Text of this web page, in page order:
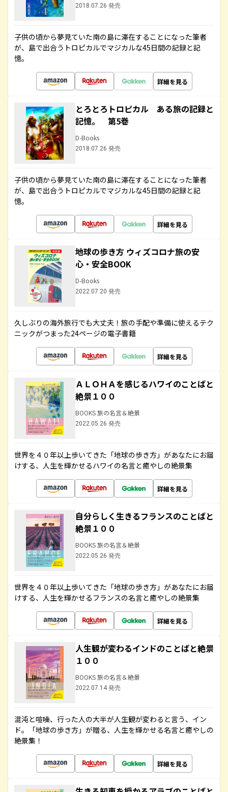
2018.07.26 発売
子供の頃から夢見ていた南の島に滞在することになった筆者
が、島で出合うトロピカルでマジカルな45日間の記録と記
憶。
詳細を見る
とろとろトロピカル ある旅の記録と
記憶。 第5巻
D-Books
2018.07.26 発売
子供の頃から夢見ていた南の島に滞在することになった筆者
が、島で出合うトロピカルでマジカルな45日間の記録と記
憶。
詳細を見る
地球の歩き方 ウィズコロナ旅の安
心・安全BOOK
D-Books
2022.07.20 発売
久しぶりの海外旅行でも大丈夫！旅の手配や準備に使えるテク
ニックがつまった24ページの電子書籍
詳細を見る
ＡＬＯＨＡを感じるハワイのことばと
絶景１００
BOOKS 旅の名言＆絶景
2022.05.26 発売
世界を４０年以上歩いてきた「地球の歩き方」があなたにお届
けする、人生を輝かせるハワイの名言と癒やしの絶景集
詳細を見る
自分らしく生きるフランスのことばと
絶景１００
BOOKS 旅の名言＆絶景
2022.05.26 発売
世界を４０年以上歩いてきた「地球の歩き方」があなたにお届
けする、人生を輝かせるフランスの名言と癒やしの絶景集
詳細を見る
人生観が変わるインドのことばと絶景
１００
BOOKS 旅の名言＆絶景
2022.07.14 発売
混沌と喧噪、行った人の大半が人生観が変わると言う、イン
ド。「地球の歩き方」が贈る、人生を輝かせる名言と癒やしの
絶景集！
詳細を見る